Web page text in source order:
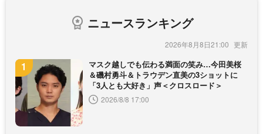
ニュースランキング
2026年8月8日21:00
マスク越しでも伝わる満面の笑み…今田美桜
＆磯村勇斗＆トラウデン直美の3ショットに
「3人とも大好き」声＜クロスロード＞
2026/8/8 17:00